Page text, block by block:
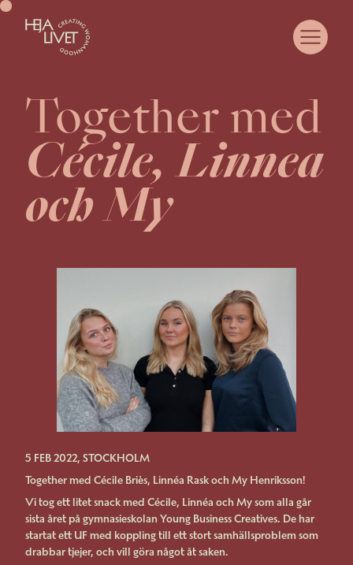
OM HEJA LIVET
COMMUNITY
SAMARBETA MED OSS
CASE
WOMANHOOD
JUST NU
KURSER & EVENTS
KONTAKT
Together med
Cécile, Linnea
och My
5 FEB 2022, STOCKHOLM
Together med Cécile Briès, Linnéa Rask och My Henriksson!
Vi tog ett litet snack med Cécile, Linnéa och My som alla går
sista året på gymnasieskolan Young Business Creatives. De har
startat ett UF med koppling till ett stort samhällsproblem som
drabbar tjejer, och vill göra något åt saken.